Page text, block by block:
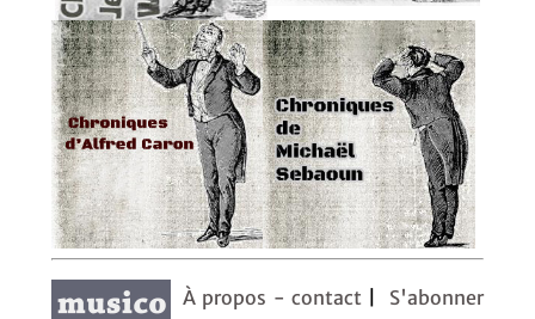
À propos - contact
S'abonner